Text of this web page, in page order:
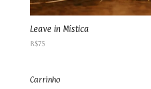
Leave in Mística
R$75
Carrinho